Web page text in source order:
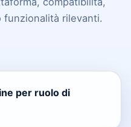
rilevanti.
per ruolo di